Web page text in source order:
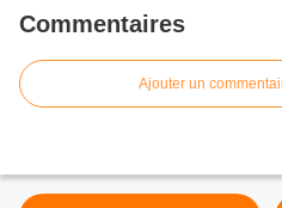
Commentaires
Ajouter un